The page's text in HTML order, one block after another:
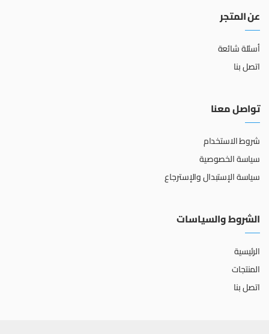
عن المتجر
أسئلة شائعة
اتصل بنا
تواصل معنا
شروط الاستخدام
سياسة الخصوصية
سياسة الإستبدال والإسترجاع
الشروط والسياسات
الرئيسية
المنتجات
اتصل بنا